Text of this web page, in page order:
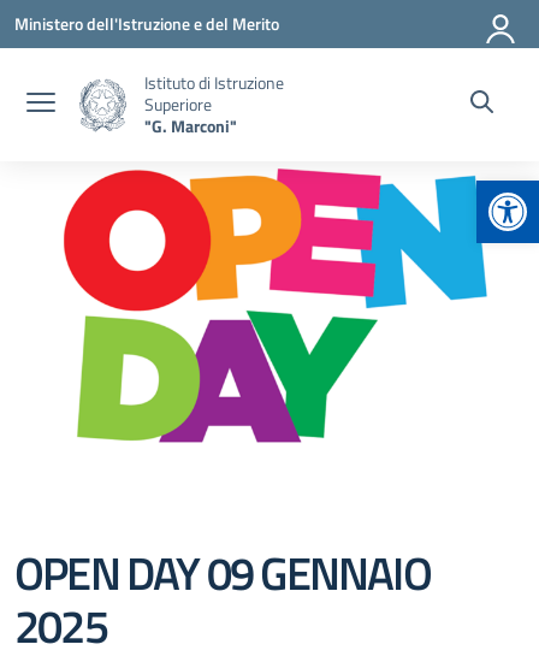
Vai ai contenuti
Vai al menu di navigazione
Vai al footer
Ministero dell'Istruzione e del Merito
Istituto di Istruzione
Superiore
"G. Marconi"
OPEN DAY 09 GENNAIO
2025